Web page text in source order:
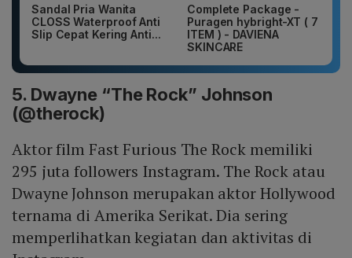
Sandal Pria Wanita
CLOSS Waterproof Anti
Slip Cepat Kering Anti...
Complete Package -
Puragen hybright-XT ( 7
ITEM ) - DAVIENA
SKINCARE
5. Dwayne “The Rock” Johnson
(@therock)
Aktor film Fast Furious The Rock memiliki
295 juta followers Instagram. The Rock atau
Dwayne Johnson merupakan aktor Hollywood
ternama di Amerika Serikat. Dia sering
memperlihatkan kegiatan dan aktivitas di